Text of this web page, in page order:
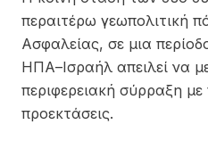
περαιτέρω γεωπολιτική
Ασφαλείας, σε μια
ΗΠΑ–Ισραήλ απειλεί να
περιφερειακή σύρραξη με
προεκτάσεις.